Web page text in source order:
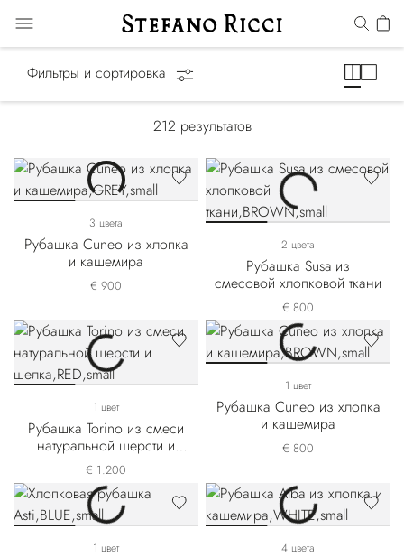
Фильтры и сортировка
212 результатов
3 цвета
Рубашка Cuneo из хлопка
и кашемира
€ 900
2 цвета
Рубашка Susa из
смесовой хлопковой ткани
€ 800
1 цвет
Рубашка Torino из смеси
натуральной шерсти и
шелка
€ 1.200
1 цвет
Рубашка Cuneo из хлопка
и кашемира
€ 800
1 цвет 4 цвета